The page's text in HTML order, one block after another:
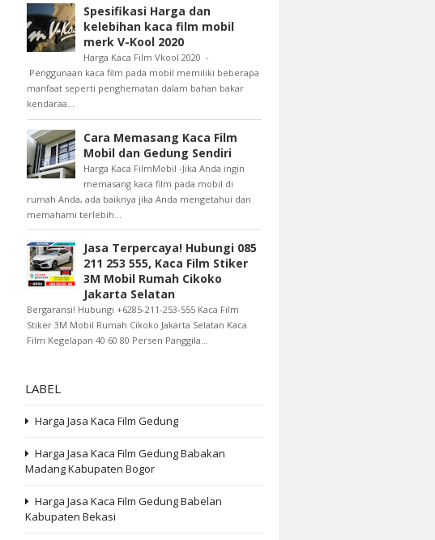
Spesifikasi Harga dan
kelebihan kaca film mobil
merk V-Kool 2020
Harga Kaca Film Vkool 2020 -
Penggunaan kaca film pada mobil memiliki beberapa
manfaat seperti penghematan dalam bahan bakar
kendaraa...
Cara Memasang Kaca Film
Mobil dan Gedung Sendiri
Harga Kaca FilmMobil -Jika Anda ingin
memasang kaca film pada mobil di
rumah Anda, ada baiknya jika Anda mengetahui dan
memahami terlebih...
Jasa Terpercaya! Hubungi 085
211 253 555, Kaca Film Stiker
3M Mobil Rumah Cikoko
Jakarta Selatan
Bergaransi! Hubungi +6285-211-253-555 Kaca Film
Stiker 3M Mobil Rumah Cikoko Jakarta Selatan Kaca
Film Kegelapan 40 60 80 Persen Panggila...
LABEL
Harga Jasa Kaca Film Gedung
Harga Jasa Kaca Film Gedung Babakan
Madang Kabupaten Bogor
Harga Jasa Kaca Film Gedung Babelan
Kabupaten Bekasi